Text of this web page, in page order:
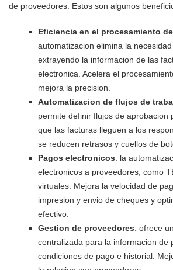
de proveedores. Estos son algunos
Eficiencia en el procesamiento
automatizacion elimina la
extrayendo la informacion de las
electronica. Acelera el
mejora la precision.
Automatizacion de flujos de
permite definir flujos de aprobacion
que las facturas lleguen a los
se reducen retrasos y cuellos de
Pagos electronicos: la
electronicos a proveedores, como
virtuales. Mejora la velocidad de
impresion y envio de cheques y
efectivo.
Gestion de proveedores: ofrece
centralizada para la informacion de
condiciones de pago e historial.